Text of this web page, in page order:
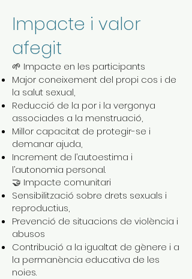
Impacte i valor
afegit
🌱 Impacte en les participants
Major coneixement del propi cos i de
la salut sexual,
Reducció de la por i la vergonya
associades a la menstruació,
Millor capacitat de protegir-se i
demanar ajuda,
Increment de l’autoestima i
l’autonomia personal.
🤝 Impacte comunitari
Sensibilització sobre drets sexuals i
reproductius,
Prevenció de situacions de violència i
abusos
Contribució a la igualtat de gènere i a
la permanència educativa de les
noies.